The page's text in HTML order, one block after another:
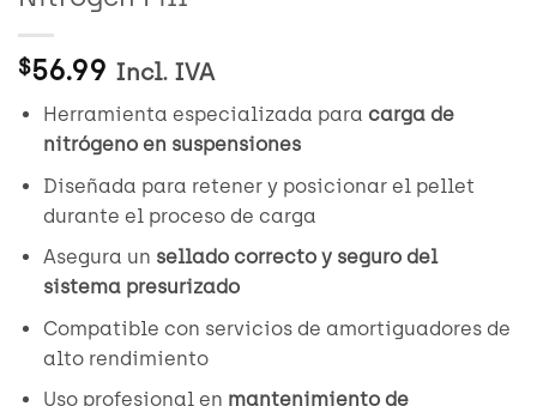
$56.99 Incl. IVA
Herramienta especializada para carga de
nitrógeno en suspensiones
Diseñada para retener y posicionar el pellet
durante el proceso de carga
Asegura un sellado correcto y seguro del
sistema presurizado
Compatible con servicios de amortiguadores de
alto rendimiento
Uso profesional en mantenimiento de